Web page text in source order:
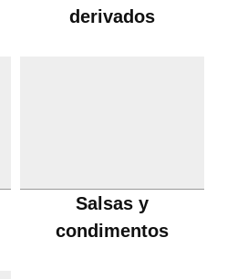
derivados
Salsas y
condimentos